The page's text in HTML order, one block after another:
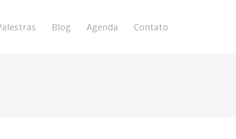
Blog Agenda Contato